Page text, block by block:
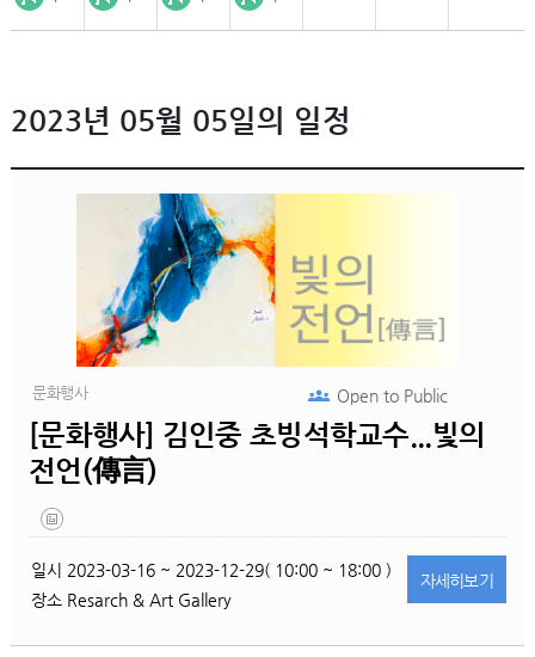
2023년 05월 05일의 일정
문화행사
[문화행사] 김인중 초빙석학교수...빛의
전언(傳言)
Open toPublic
일시 2023-03-16 ~ 2023-12-29( 10:00 ~ 18:00 )
장소 Resarch & Art Gallery
자세히보기